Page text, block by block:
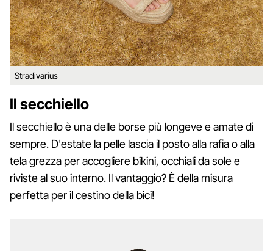
Stradivarius
Il secchiello
Il secchiello è una delle borse più longeve e amate di
sempre. D'estate la pelle lascia il posto alla rafia o alla
tela grezza per accogliere bikini, occhiali da sole e
riviste al suo interno. Il vantaggio? È della misura
perfetta per il cestino della bici!